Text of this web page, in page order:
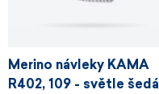
Merino návleky KAMA
R402, 109 - světle šedá